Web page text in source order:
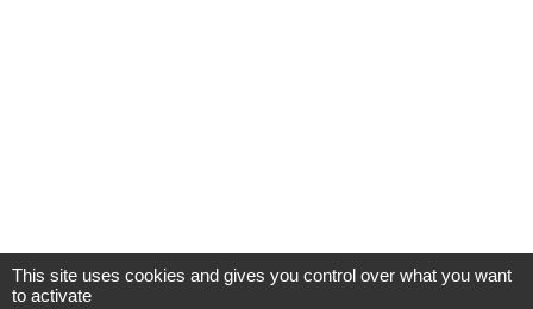
This site uses cookies and gives you control over what you want
to activate